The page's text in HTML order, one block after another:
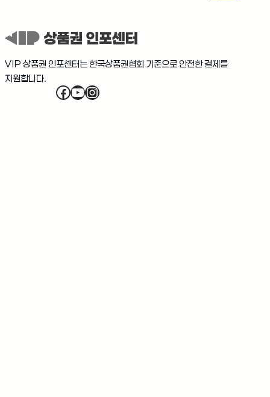
VIP 상품권 인포센터는 한국상품권협회 기준으로 안전한 결제를
지원합니다.
Facebook
YouTube
Instagram